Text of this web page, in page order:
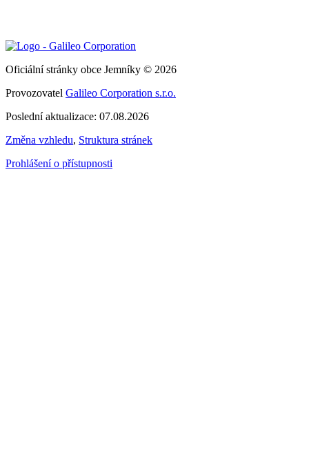
Oficiální stránky obce Jemníky © 2026
Provozovatel Galileo Corporation s.r.o.
Poslední aktualizace: 07.08.2026
Změna vzhledu, Struktura stránek
Prohlášení o přístupnosti